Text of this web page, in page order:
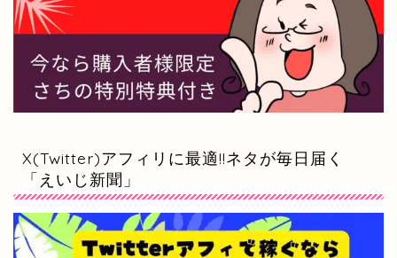
X(Twitter)アフィリに最適!!ネタが毎日届く
「えいじ新聞」